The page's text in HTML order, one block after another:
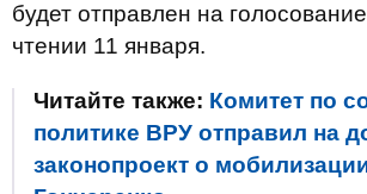
будет отправлен на
чтении 11 января.
Читайте также: Комитет по
политике ВРУ отправил на
законопроект о